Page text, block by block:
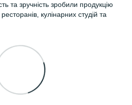
та зручність зробили продукцію
кулінарних студій та